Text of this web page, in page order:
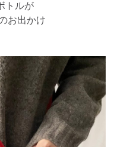
トルが
お出かけ